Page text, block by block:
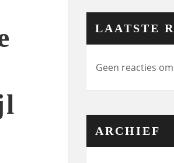
LAATSTE
Geen reacties
ARCHIEF